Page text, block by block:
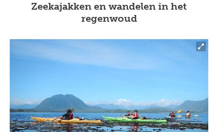
Zeekajakken en wandelen in het
regenwoud